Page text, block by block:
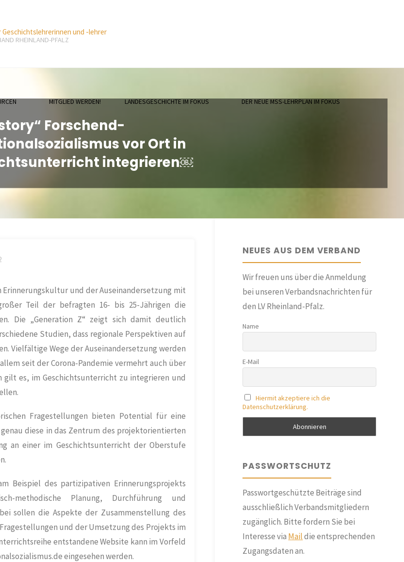
Geschichtslehrerinnen und -lehrer
RHEINLAND-PFALZ
MITGLIED WERDEN! LANDESGESCHICHTE IM FOKUS DER NEUE MSS-LEHRPLAN IM FOKUS
Forschend-
vor Ort in
integrieren￼
Erinnerungskultur und der Auseinandersetzung mit
Teil der befragten 16- bis 25-Jährigen die
Die „Generation Z“ zeigt sich damit deutlich
Studien, dass regionale Perspektiven auf
Vielfältige Wege der Auseinandersetzung werden
seit der Corona-Pandemie vermehrt auch über
es, im Geschichtsunterricht zu integrieren und
Fragestellungen bieten Potential für eine
diese in das Zentrum des projektorientierten
an einer im Geschichtsunterricht der Oberstufe
Beispiel des partizipativen Erinnerungsprojekts
methodische Planung, Durchführung und
sollen die Aspekte der Zusammenstellung des
und der Umsetzung des Projekts im
entstandene Website kann im Vorfeld
eingesehen werden.
NEUES AUS DEM VERBAND
Wir freuen uns über die Anmeldung
bei unseren Verbandsnachrichten für
den LV Rheinland-Pfalz.
Name
E-Mail
Hiermit akzeptiere ich die
Datenschutzerklärung.
PASSWORTSCHUTZ
Passwortgeschützte Beiträge sind
ausschließlich Verbandsmitgliedern
zugänglich. Bitte fordern Sie bei
Interesse via Maildie entsprechenden
Zugangsdaten an.